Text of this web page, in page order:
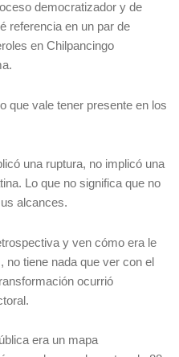
democratizador y de
referencia en un par de
en Chilpancingo
que vale tener presente en los
una ruptura, no implicó una
Lo que no significa que no
alcances.
y ven cómo era le
no tiene nada que ver con el
ocurrió
era un mapa